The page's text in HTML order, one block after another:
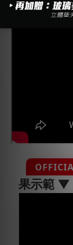
操作教學：
果示範 ▼